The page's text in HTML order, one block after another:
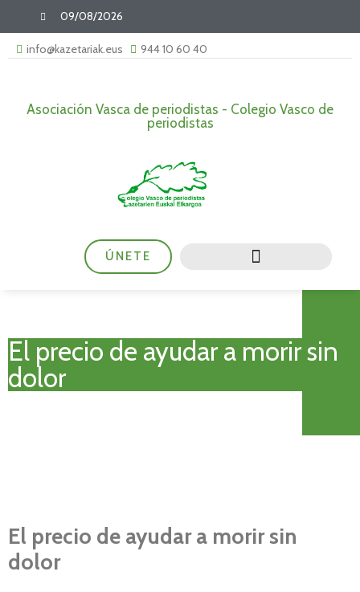
09/08/2026
info@kazetariak.eus 944 10 60 40
Asociación Vasca de periodistas - Colegio Vasco de
periodistas
ÚNETE
El precio de ayudar a morir sin
dolor
El precio de ayudar a morir sin
dolor